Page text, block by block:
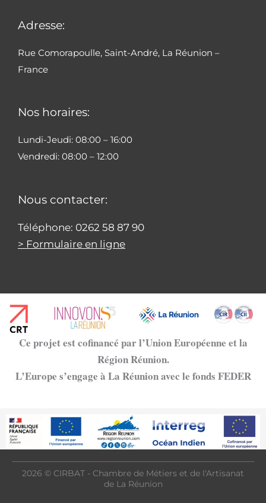
Adresse:
Rue Comorapoulle, Saint-André, La Réunion –
France
Nos horaires:
Lundi-Jeudi: 08:00 – 16:00
Vendredi: 08:00 – 12:00
Nous contacter:
Téléphone: 0262 58 87 90
> Formulaire en ligne
Ce projet est cofinancé par l’Union Européenne et la
Région Réunion.
L’Europe s’engage à La Réunion avec le fonds FEDER
2026 © CIRBAT - Chambre de Métiers et de l'Artisanat
de La Réunion